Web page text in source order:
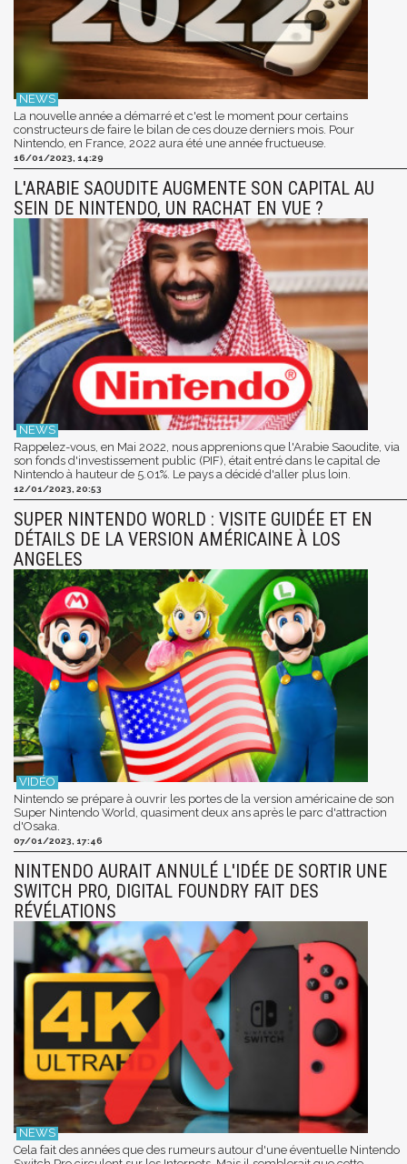
La nouvelle année a démarré et c'est le moment pour certains
constructeurs de faire le bilan de ces douze derniers mois. Pour
Nintendo, en France, 2022 aura été une année fructueuse.
16/01/2023, 14:29
L'ARABIE SAOUDITE AUGMENTE SON CAPITAL AU
SEIN DE NINTENDO, UN RACHAT EN VUE ?
Rappelez-vous, en Mai 2022, nous apprenions que l'Arabie Saoudite, via
son fonds d'investissement public (PIF), était entré dans le capital de
Nintendo à hauteur de 5.01%. Le pays a décidé d'aller plus loin.
12/01/2023, 20:53
SUPER NINTENDO WORLD : VISITE GUIDÉE ET EN
DÉTAILS DE LA VERSION AMÉRICAINE À LOS
ANGELES
Nintendo se prépare à ouvrir les portes de la version américaine de son
Super Nintendo World, quasiment deux ans après le parc d'attraction
d'Osaka.
07/01/2023, 17:46
NINTENDO AURAIT ANNULÉ L'IDÉE DE SORTIR UNE
SWITCH PRO, DIGITAL FOUNDRY FAIT DES
RÉVÉLATIONS
Cela fait des années que des rumeurs autour d'une éventuelle Nintendo